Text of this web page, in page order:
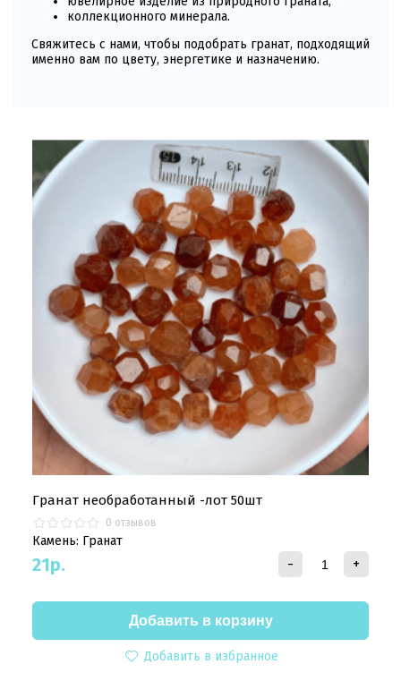
коллекционного минерала.
Свяжитесь с нами, чтобы подобрать гранат, подходящий
именно вам по цвету, энергетике и назначению.
Гранат необработанный -лот 50шт
0 отзывов
Камень: Гранат
21р. - +
Добавить в избранное